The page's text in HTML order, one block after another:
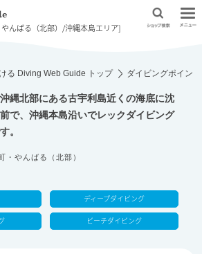
んばる（北部）/沖縄本島エリア]
る Diving Web Guide トップ ダイビングポイン
縄北部にある古宇利島近くの海底に沈
で、沖縄本島沿いでレックダイビング
。
・やんばる（北部）
ディープダイビング
ビーチダイビング